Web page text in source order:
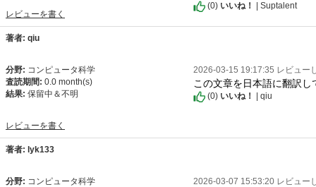
レビューを書く
(0) いいね！ | Suptalent
著者: qiu
分野: コンピュータ科学
査読期間: 0.0 month(s)
結果: 保留中＆不明
レビューを書く
2026-03-15 19:17:35 レビュー
この文章を日本語に翻訳し
(0) いいね！ | qiu
著者: lyk133
分野: コンピュータ科学
2026-03-07 15:53:20 レビュー